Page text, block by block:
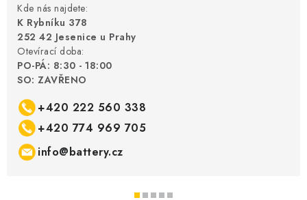
Kde nás najdete:
K Rybníku 378
252 42 Jesenice u Prahy
Otevírací doba:
PO-PÁ: 8:30 - 18:00
SO: ZAVŘENO
+420 222 560 338
+420 774 969 705
info@battery.cz